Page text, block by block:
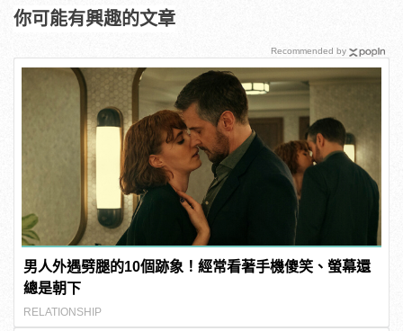
你可能有興趣的文章
男人外遇劈腿的10個跡象！經常看著手機傻笑、螢幕還
總是朝下
RELATIONSHIP
Recommended by